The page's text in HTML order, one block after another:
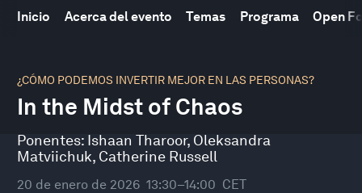
Inicio Acerca del evento Temas Programa Open
¿CÓMO PODEMOS INVERTIR MEJOR EN LAS PERSONAS?
In the Midst of Chaos
Ponentes: Ishaan Tharoor, Oleksandra
Matviichuk, Catherine Russell
20 de enero de 2026 13:30–14:00 CET
seconds
30
minutes,
seconds